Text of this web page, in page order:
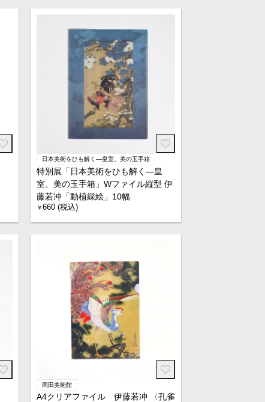
日本美術をひも解く―皇室、美の玉手箱
特別展「日本美術をひも解く―皇
室、美の玉手箱」Wファイル縦型 伊
藤若冲「動植綵絵」10幅
￥660 (税込)
岡田美術館
A4クリアファイル 伊藤若冲 〈孔雀